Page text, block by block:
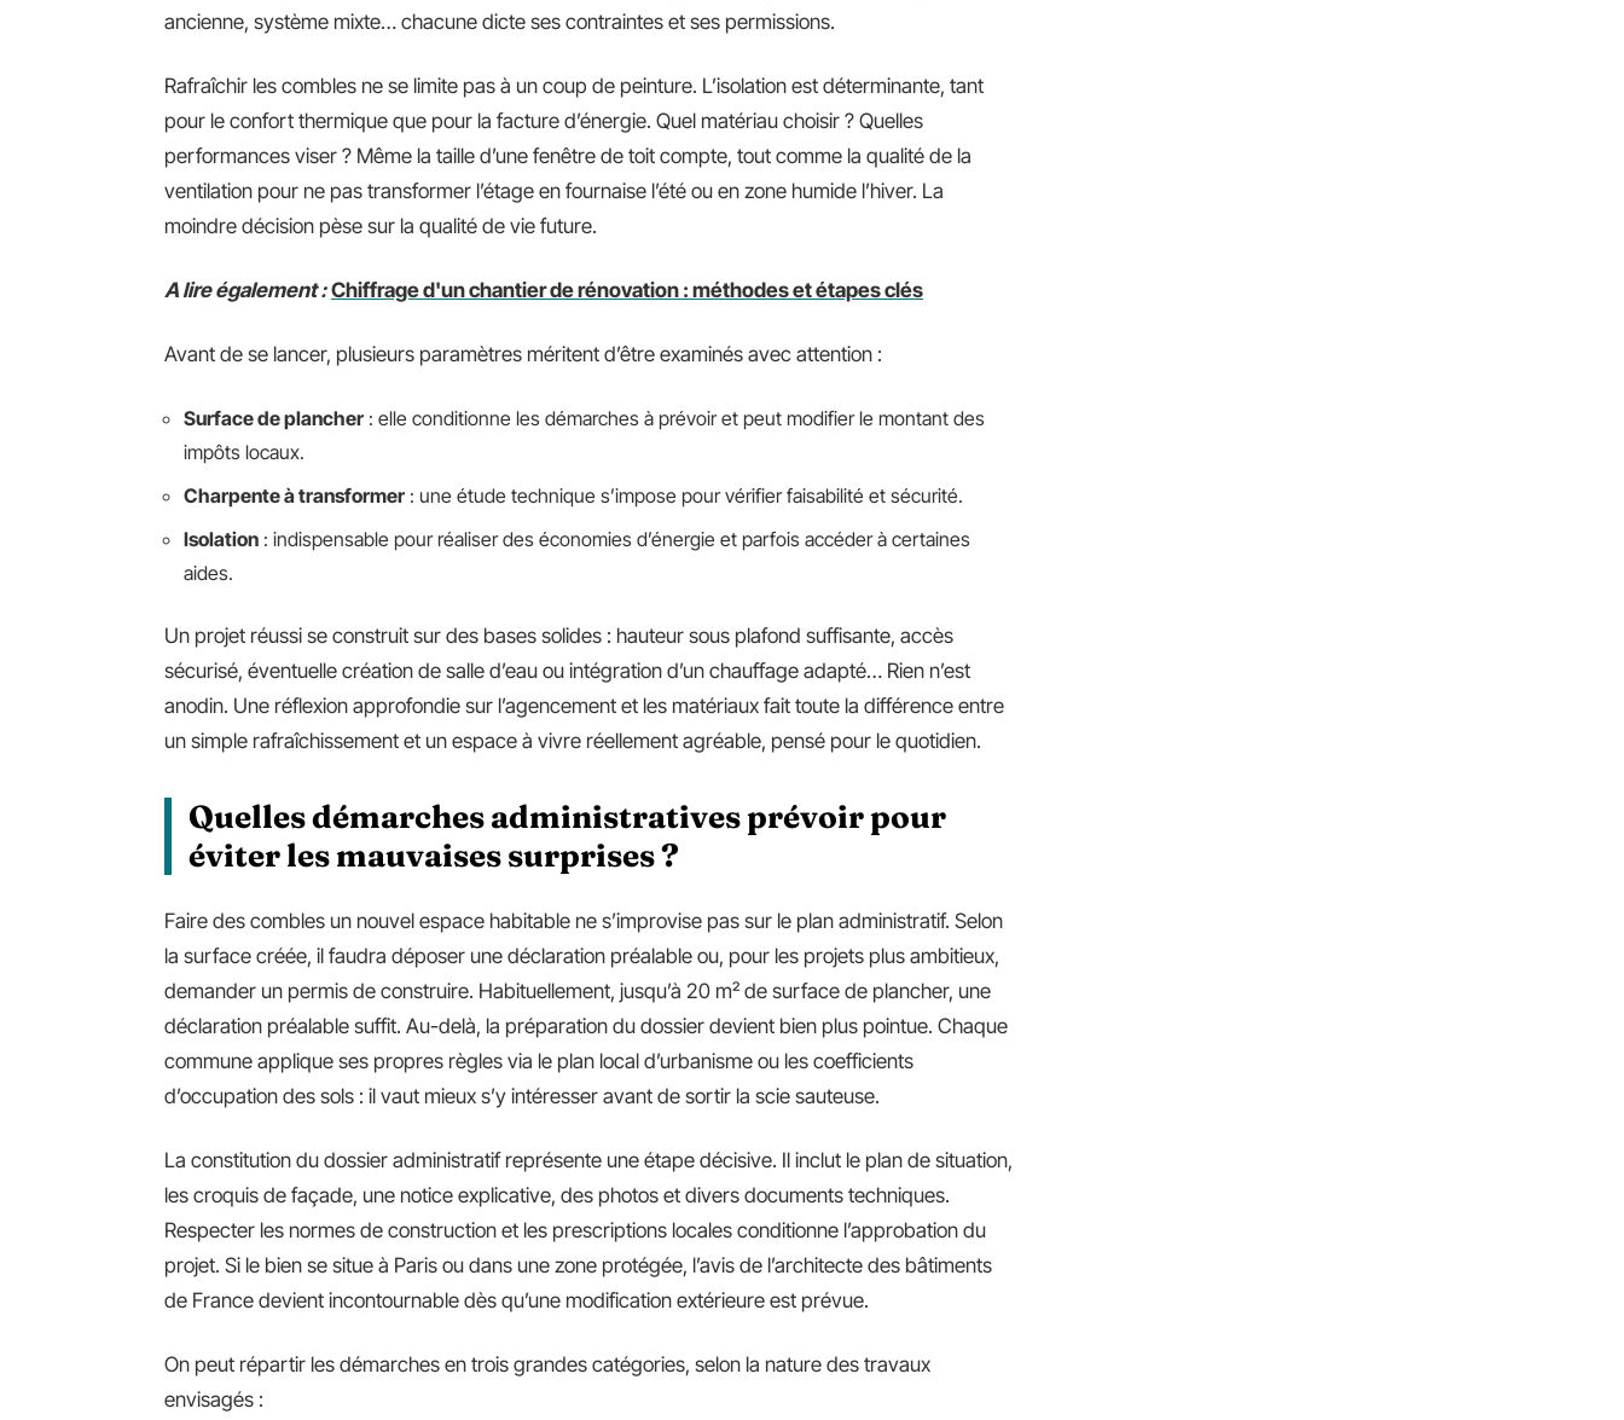
ancienne, système mixte… chacune dicte ses contraintes et ses permissions.
Rafraîchir les combles ne se limite pas à un coup de peinture. L’isolation est déterminante, tant
pour le confort thermique que pour la facture d’énergie. Quel matériau choisir ? Quelles
performances viser ? Même la taille d’une fenêtre de toit compte, tout comme la qualité de la
ventilation pour ne pas transformer l’étage en fournaise l’été ou en zone humide l’hiver. La
moindre décision pèse sur la qualité de vie future.
A lire également : Chiffrage d'un chantier de rénovation : méthodes et étapes clés
Avant de se lancer, plusieurs paramètres méritent d’être examinés avec attention :
Surface de plancher : elle conditionne les démarches à prévoir et peut modifier le montant des
impôts locaux.
Charpente à transformer : une étude technique s’impose pour vérifier faisabilité et sécurité.
Isolation : indispensable pour réaliser des économies d’énergie et parfois accéder à certaines
aides.
Un projet réussi se construit sur des bases solides : hauteur sous plafond suffisante, accès
sécurisé, éventuelle création de salle d’eau ou intégration d’un chauffage adapté… Rien n’est
anodin. Une réflexion approfondie sur l’agencement et les matériaux fait toute la différence entre
un simple rafraîchissement et un espace à vivre réellement agréable, pensé pour le quotidien.
Quelles démarches administratives prévoir pour
éviter les mauvaises surprises ?
Faire des combles un nouvel espace habitable ne s’improvise pas sur le plan administratif. Selon
la surface créée, il faudra déposer une déclaration préalable ou, pour les projets plus ambitieux,
demander un permis de construire. Habituellement, jusqu’à 20 m² de surface de plancher, une
déclaration préalable suffit. Au-delà, la préparation du dossier devient bien plus pointue. Chaque
commune applique ses propres règles via le plan local d’urbanisme ou les coefficients
d’occupation des sols : il vaut mieux s’y intéresser avant de sortir la scie sauteuse.
La constitution du dossier administratif représente une étape décisive. Il inclut le plan de situation,
les croquis de façade, une notice explicative, des photos et divers documents techniques.
Respecter les normes de construction et les prescriptions locales conditionne l’approbation du
projet. Si le bien se situe à Paris ou dans une zone protégée, l’avis de l’architecte des bâtiments
de France devient incontournable dès qu’une modification extérieure est prévue.
On peut répartir les démarches en trois grandes catégories, selon la nature des travaux
envisagés :